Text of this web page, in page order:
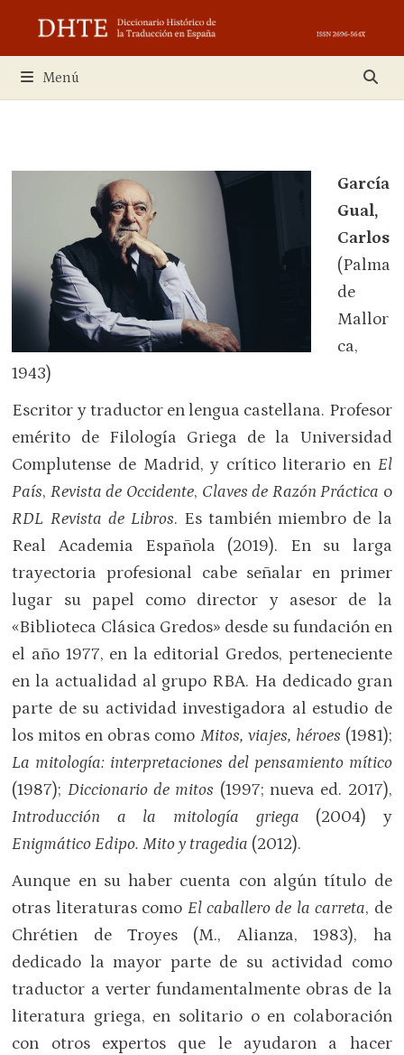
contenido
Menú
García
Gual,
Carlos
(Palma
de
Mallor
ca,
1943)
Escritor y traductor en lengua castellana. Profesor
emérito de Filología Griega de la Universidad
Complutense de Madrid, y crítico literario en El
País, Revista de Occidente, Claves de Razón Práctica o
RDL Revista de Libros. Es también miembro de la
Real Academia Española (2019). En su larga
trayectoria profesional cabe señalar en primer
lugar su papel como director y asesor de la
«Biblioteca Clásica Gredos» desde su fundación en
el año 1977, en la editorial Gredos, perteneciente
en la actualidad al grupo RBA. Ha dedicado gran
parte de su actividad investigadora al estudio de
los mitos en obras como Mitos, viajes, héroes (1981);
La mitología: interpretaciones del pensamiento mítico
(1987); Diccionario de mitos (1997; nueva ed. 2017),
Introducción a la mitología griega (2004) y
Enigmático Edipo. Mito y tragedia (2012).
Aunque en su haber cuenta con algún título de
otras literaturas como El caballero de la carreta, de
Chrétien de Troyes (M., Alianza, 1983), ha
dedicado la mayor parte de su actividad como
traductor a verter fundamentalmente obras de la
literatura griega, en solitario o en colaboración
con otros expertos que le ayudaron a hacer